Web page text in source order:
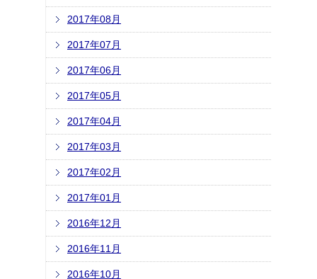
2017年08月
2017年07月
2017年06月
2017年05月
2017年04月
2017年03月
2017年02月
2017年01月
2016年12月
2016年11月
2016年10月